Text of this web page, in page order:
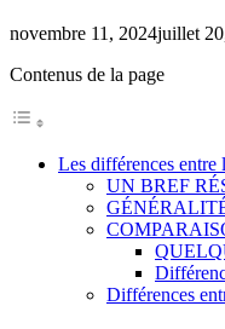
novembre 11, 2024juillet
Contenus de la page
Les différences
UN BREF
Différences